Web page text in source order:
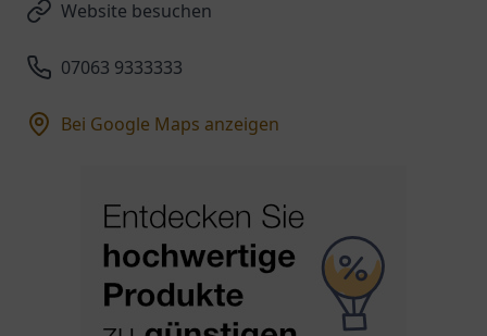
Website besuchen
07063 9333333
Bei Google Maps anzeigen